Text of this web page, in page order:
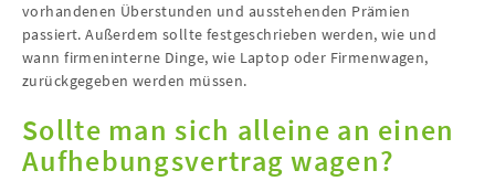
vorhandenen Überstunden und ausstehenden Prämien
passiert. Außerdem sollte festgeschrieben werden, wie und
wann firmeninterne Dinge, wie Laptop oder Firmenwagen,
zurückgegeben werden müssen.
Sollte man sich alleine an einen
Aufhebungsvertrag wagen?